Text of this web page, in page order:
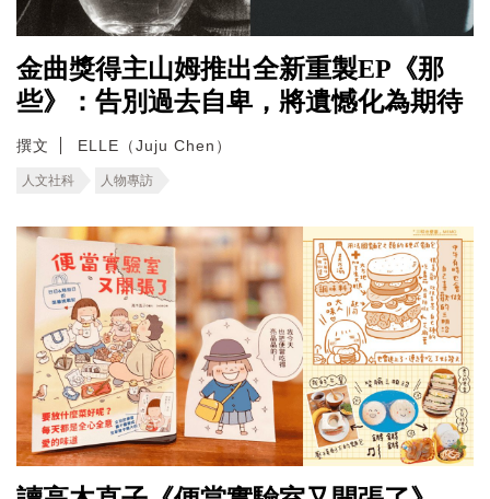
金曲獎得主山姆推出全新重製EP《那
些》：告別過去自卑，將遺憾化為期待
撰文 ELLE（Juju Chen）
人文社科 人物專訪